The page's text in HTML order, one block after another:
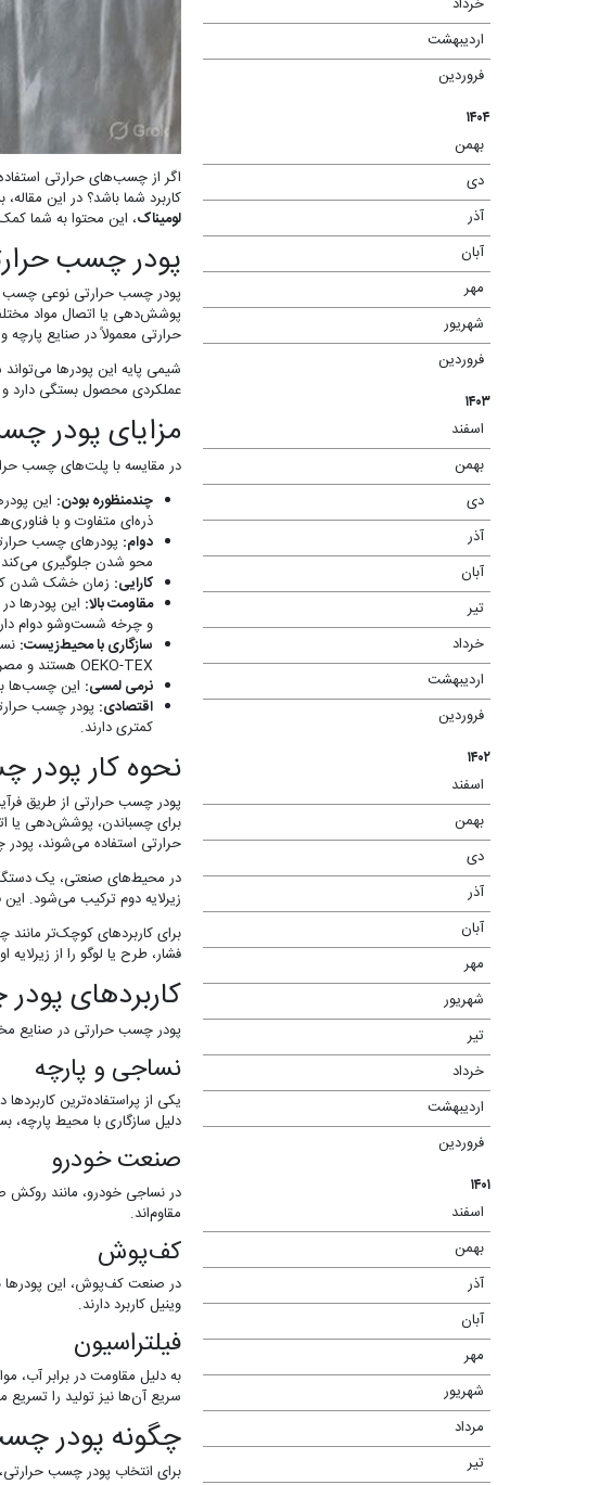
اردیبهشت
فروردین
۱۴۰۴
بهمن
دی
آذر
آبان
مهر
شهریور
فروردین
۱۴۰۳
اسفند
بهمن
دی
آذر
آبان
تیر
خرداد
اردیبهشت
فروردین
۱۴۰۲
اسفند
بهمن
دی
آذر
آبان
مهر
شهریور
تیر
خرداد
اردیبهشت
فروردین
۱۴۰۱
اسفند
بهمن
آذر
آبان
مهر
شهریور
مرداد
تیر
اگر از چسب‌های حرارتی
کاربرد شما باشد؟ در این
لومیناک، این محتوا به شما
پودر چسب
پودر چسب حرارتی نوعی چسب
پوشش‌دهی یا اتصال مواد
حرارتی معمولاً در صنایع پارچه
عملکردی محصول بستگی دارد
مزایای پودر
در مقایسه با پلت‌های چسب
چندمنظوره بودن: این
ذره‌ای متفاوت و با
دوام: پودرهای چسب
محو شدن جلوگیری
کارایی: زمان خشک شدن
مقاومت بالا: این پودرها
و چرخه شست‌وشو دوام
سازگاری با محیط‌زیست:
OEKO-TEX هستند و مصرف انرژی را نیز کاهش می‌دهند.
نرمی لمسی: این چسب‌ها
اقتصادی: پودر چسب
کمتری دارند.
نحوه کار پودر
پودر چسب حرارتی از طریق
برای چسباندن، پوشش‌دهی یا
حرارتی استفاده می‌شوند،
در محیط‌های صنعتی، یک
زیرلایه دوم ترکیب می‌شود.
فشار، طرح یا لوگو را از
کاربردهای
پودر چسب حرارتی در صنایع
نساجی و پارچه
یکی از پراستفاده‌ترین
دلیل سازگاری با محیط پارچه،
صنعت خودرو
در نساجی خودرو، مانند روکش
مقاوم‌اند.
کف‌پوش
در صنعت کف‌پوش، این پودرها
وینیل کاربرد دارند.
فیلتراسیون
به دلیل مقاومت در برابر آب،
سریع آن‌ها نیز تولید را تسریع
چگونه پودر
برای انتخاب پودر چسب